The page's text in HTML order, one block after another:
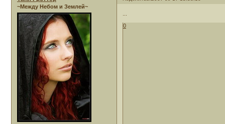
~Между Небом и Землей~
0